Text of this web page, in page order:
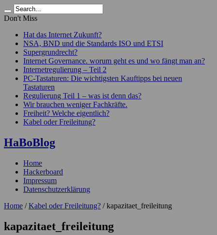
Don't Miss
Hat das Internet Zukunft?
NSA, BND und die Standards ISO und ETSI
Supergrundrecht?
Internet Governance. worum geht es und wo fängt man an?
Internetregulierung – Teil 2
PC-Tastaturen: Die wichtigsten Kauftipps bei neuen
Tastaturen
Regulierung Teil 1 – was ist denn das?
Wir brauchen weniger Fachkräfte.
Freiheit? Welche eigentlich?
Kabel oder Freileitung?
HaBoBlog
Home
Hackerboard
Impressum
Datenschutzerklärung
Home /Kabel oder Freileitung? /kapazitaet_freileitung
kapazitaet_freileitung